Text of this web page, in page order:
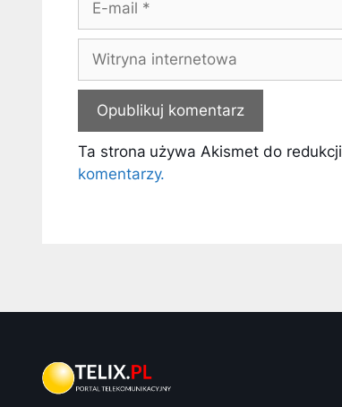
mail
internetowa
Ta strona używa Akismet do
komentarzy.